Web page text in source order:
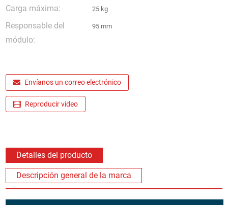
Carga máxima: 25 kg
Responsable del
módulo:
95 mm
Envíanos un correo electrónico
Reproducir video
Detalles del producto
Descripción general de la marca